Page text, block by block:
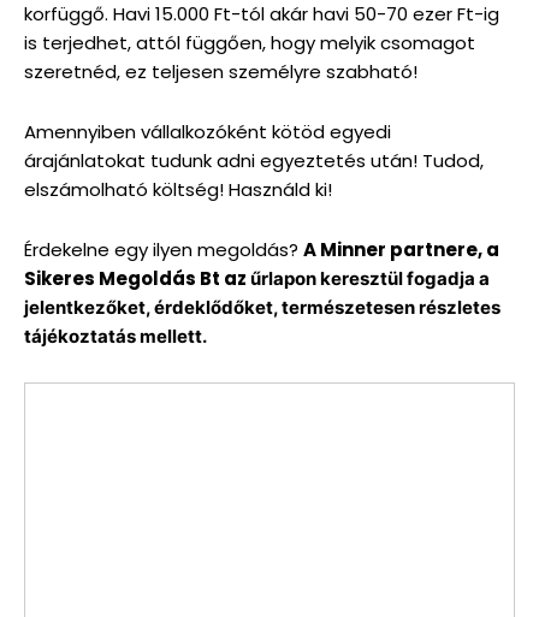
korfüggő. Havi 15.000 Ft-tól akár havi 50-70 ezer Ft-ig
is terjedhet, attól függően, hogy melyik csomagot
szeretnéd, ez teljesen személyre szabható!
Amennyiben vállalkozóként kötöd egyedi
árajánlatokat tudunk adni egyeztetés után! Tudod,
elszámolható költség! Használd ki!
Érdekelne egy ilyen megoldás? A Minner partnere, a
Sikeres Megoldás Bt az űrlapon keresztül fogadja a
jelentkezőket,érdeklődőket, természetesen részletes
tájékoztatás mellett.